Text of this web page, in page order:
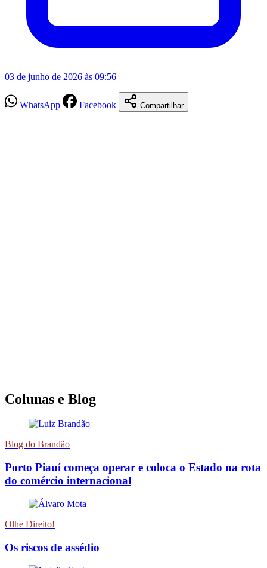
03 de junho de 2026 às 09:56
WhatsApp Facebook Compartilhar
Colunas e Blog
Blog do Brandão
Porto Piauí começa operar e coloca o Estado na rota
do comércio internacional
Olhe Direito!
Os riscos de assédio